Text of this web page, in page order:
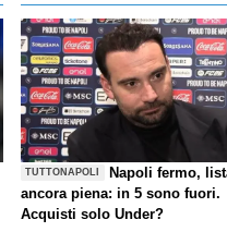
TUTTONAPOLI
Napoli fermo,
ancora piena: in 5 sono fuori.
Acquisti solo Under?